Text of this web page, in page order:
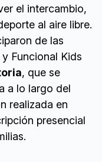
el intercambio,
al aire libre.
de las
Funcional Kids
, que se
a lo largo del
realizada en
presencial